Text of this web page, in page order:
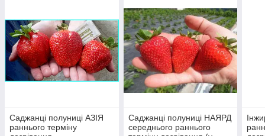
Саджанці полуниці АЗІЯ
раннього терміну
Саджанці полуниці НАЯРД
середнього раннього